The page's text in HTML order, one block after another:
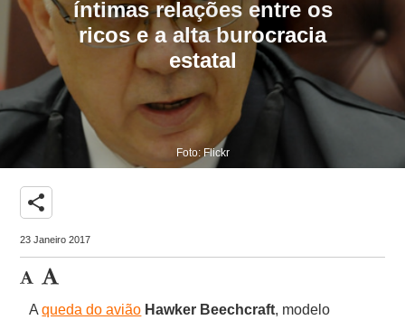
íntimas relações entre os
ricos e a alta burocracia
estatal
Foto: Flickr
share
23 Janeiro 2017
Aqueda do avião Hawker Beechcraft, modelo